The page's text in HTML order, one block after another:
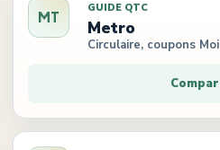
MT GUIDE QTC
Metro
Circulaire, coupons